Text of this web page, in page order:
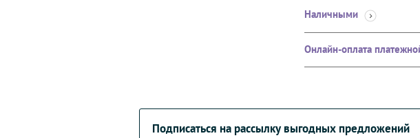
Наличными
Онлайн-оплата
Подписаться на рассылку выгодных предложений